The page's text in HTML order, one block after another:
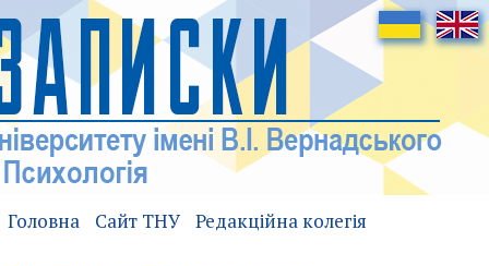
Головна Сайт ТНУ Редакційна колегія